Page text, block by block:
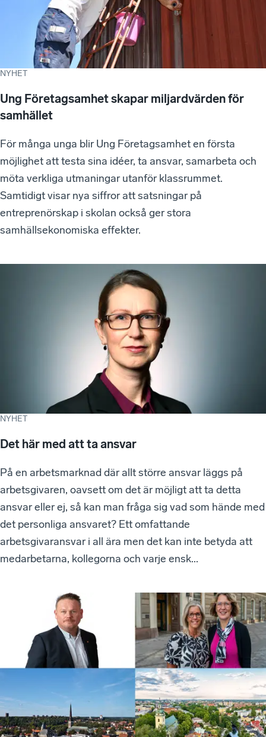
NYHET
Ung Företagsamhet skapar miljardvärden för
samhället
För många unga blir Ung Företagsamhet en första
möjlighet att testa sina idéer, ta ansvar, samarbeta och
möta verkliga utmaningar utanför klassrummet.
Samtidigt visar nya siffror att satsningar på
entreprenörskap i skolan också ger stora
samhällsekonomiska effekter.
NYHET
Det här med att ta ansvar
På en arbetsmarknad där allt större ansvar läggs på
arbetsgivaren, oavsett om det är möjligt att ta detta
ansvar eller ej, så kan man fråga sig vad som hände med
det personliga ansvaret? Ett omfattande
arbetsgivaransvar i all ära men det kan inte betyda att
medarbetarna, kollegorna och varje ensk...